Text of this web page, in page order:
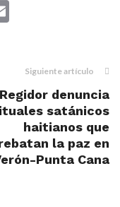
Siguiente artículo
Regidor denuncia
satánicos
haitianos que
la paz en
Punta Cana